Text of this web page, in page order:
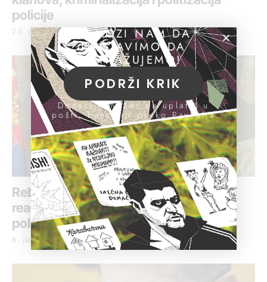
policije
23. decembar 2021.
Rebić: Policija sinoć bila uzdržana,
reagovala kada su ugroženi životi
policajaca
8. jul 2020.
POMOZI NAM DA
NASTAVIMO DA
ISTRAŽUJEMO!
PODRŽI KRIK
Donacije možeš da uplatiš u
pošti, banci ili preko PayPal-a